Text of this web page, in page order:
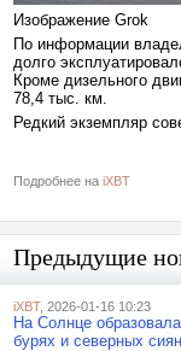
Изображение Grok
По информации
долго
Кроме дизельного
78,4 тыс. км.
Редкий экземпляр
Подробнее на iXBT
Предыдущие
iXBT, 2026-01-16 10:23
На Солнце
бурях и северных